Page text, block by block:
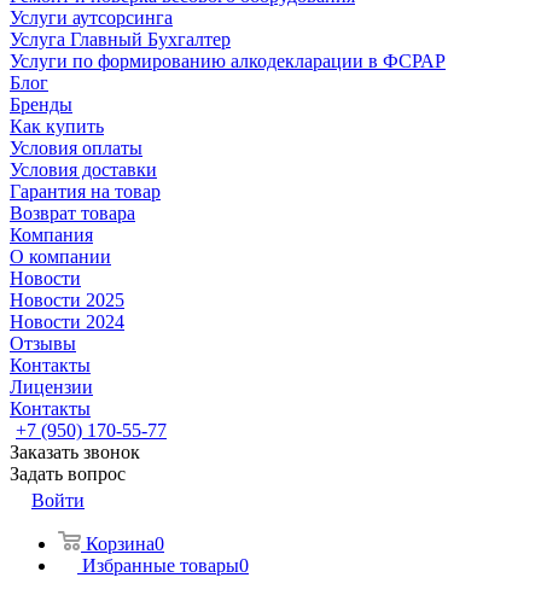
Услуги аутсорсинга
Услуга Главный Бухгалтер
Услуги по формированию алкодекларации в ФСРАР
Блог
Бренды
Как купить
Условия оплаты
Условия доставки
Гарантия на товар
Возврат товара
Компания
О компании
Новости
Новости 2025
Новости 2024
Отзывы
Контакты
Лицензии
Контакты
+7 (950) 170-55-77
Заказать звонок
Задать вопрос
Войти
Корзина0
Избранные товары0